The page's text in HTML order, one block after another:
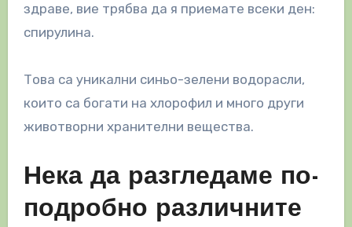
здраве, вие трябва да я приемате всеки ден:
спирулина.
Това са уникални синьо-зелени водорасли,
които са богати на хлорофил и много други
животворни хранителни вещества.
Нека да разгледаме по-
подробно различните